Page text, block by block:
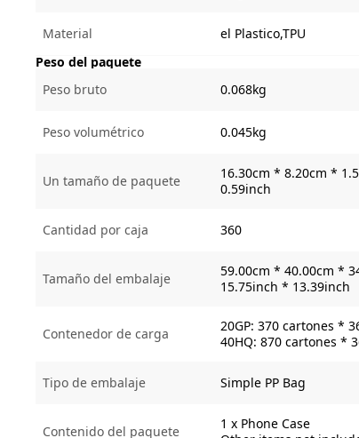
Material
el Plastico,TPU
Peso del paquete
Peso bruto
0.068kg
Peso volumétrico 0.045kg
Un tamaño de paquete
16.30cm * 8.20cm *
0.59inch
Cantidad por caja 360
Tamaño del embalaje
59.00cm * 40.00cm *
15.75inch * 13.39inch
Contenedor de carga
20GP: 370 cartones *
40HQ: 870 cartones *
Tipo de embalaje Simple PP Bag
Contenido del paquete
1 x Phone Case